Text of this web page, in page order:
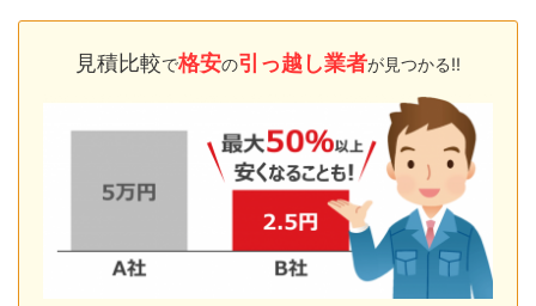
見積比較で格安の引っ越し業者が見つかる!!